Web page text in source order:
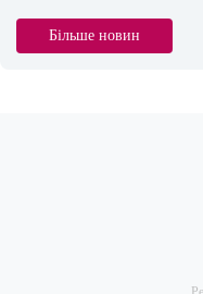
Більше новин